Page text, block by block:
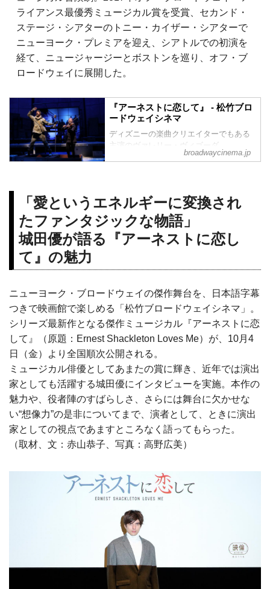
ライアンス最優秀ミュージカル賞を受賞、セカンド・
ステージ・シアターのトニー・カイザー・シアターで
ニューヨーク・プレミアを迎え、シアトルでの初演を
経て、ニュージャージーとボストンを巡り、オフ・ブ
ロードウェイに展開した。
『アーネストに恋して』 - 松竹ブロ
ードウェイシネマ
ディズニーの楽曲クリエイターでもある
主演のヴァレリー・ヴィゴーダ、
ミュージカル『プリシラ』のウェイド・
作品が、スクリーンでよみがえる！
ミュージカルとテクノロジーの融合で贈
る、時空を超えたファンタジー・ライ
ド！
ⒸJeff Carpenter
『アーネストに恋して』（原題：Ernest
オゲーム音楽の作曲家としてのキャリア
の両立に奮...
broadwaycinema.jp
「愛というエネルギーに変換され
たファンタジックな物語」
城田優が語る『アーネストに恋し
て』の魅力
ニューヨーク・ブロードウェイの傑作舞台を、日本語字幕
つきで映画館で楽しめる「松竹ブロードウェイシネマ」。
シリーズ最新作となる傑作ミュージカル『アーネストに恋
して』（原題：Ernest Shackleton Loves Me）が、10月4
日（金）より全国順次公開される。
ミュージカル俳優としてあまたの賞に輝き、近年では演出
家としても活躍する城田優にインタビューを実施。本作の
魅力や、役者陣のすばらしさ、さらには舞台に欠かせな
い“想像力”の是非についてまで、演者として、ときに演出
家としての視点であますところなく語ってもらった。
（取材、文：赤山恭子、写真：高野広美）